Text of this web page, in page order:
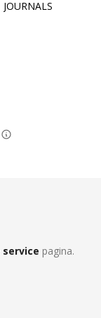
JOURNALS
service pagina.